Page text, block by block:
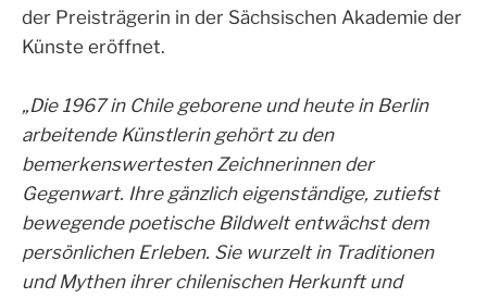
der Preisträgerin in der Sächsischen Akademie der
Künste eröffnet.
„Die 1967 in Chile geborene und heute in Berlin
arbeitende Künstlerin gehört zu den
bemerkenswertesten Zeichnerinnen der
Gegenwart. Ihre gänzlich eigenständige, zutiefst
bewegende poetische Bildwelt entwächst dem
persönlichen Erleben. Sie wurzelt in Traditionen
und Mythen ihrer chilenischen Herkunft und